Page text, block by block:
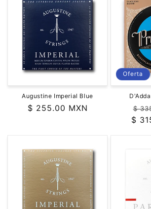
Augustine Imperial Blue
Precio
$ 255.00 MXN
Oferta
$
$